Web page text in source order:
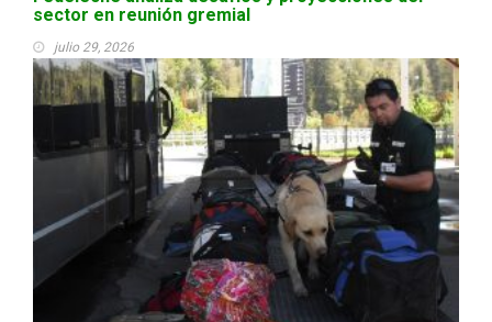
sector en reunión gremial
julio 29, 2026